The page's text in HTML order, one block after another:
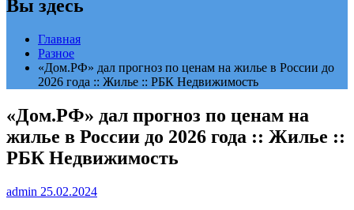
Вы здесь
Главная
Разное
«Дом.РФ» дал прогноз по ценам на жилье в России до
2026 года :: Жилье :: РБК Недвижимость
«Дом.РФ» дал прогноз по ценам на
жилье в России до 2026 года :: Жилье ::
РБК Недвижимость
admin 25.02.2024